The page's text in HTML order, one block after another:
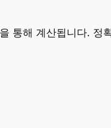
통해 계산됩니다. 정